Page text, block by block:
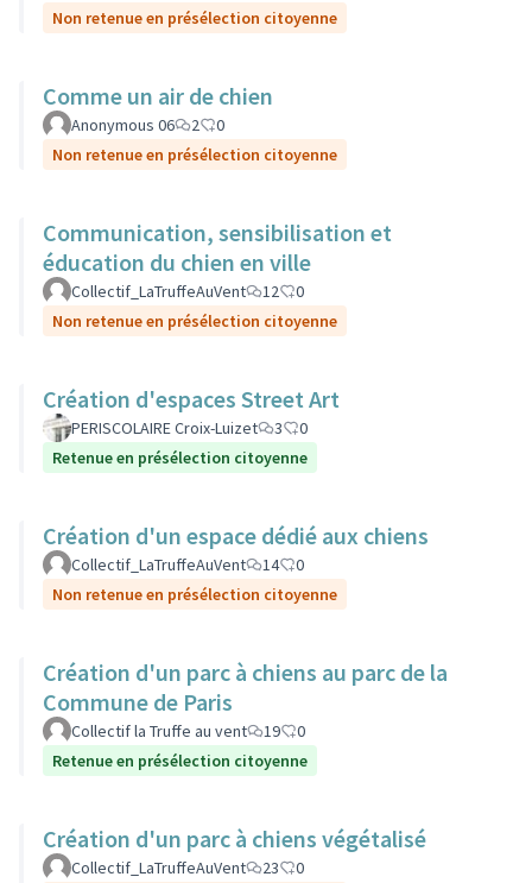
Non retenue en présélection citoyenne
Comme un air de chien
Anonymous 06 2
0
Non retenue en présélection citoyenne
Communication, sensibilisation et
éducation du chien en ville
Collectif_LaTruffeAuVent 12
0
Non retenue en présélection citoyenne
Création d'espaces Street Art
PERISCOLAIRE Croix-Luizet 3
0
Retenue en présélection citoyenne
Création d'un espace dédié aux chiens
Collectif_LaTruffeAuVent 14
0
Non retenue en présélection citoyenne
Création d'un parc à chiens au parc de la
Commune de Paris
Collectif la Truffe au vent 19
0
Retenue en présélection citoyenne
Création d'un parc à chiens végétalisé
Collectif_LaTruffeAuVent 23 0